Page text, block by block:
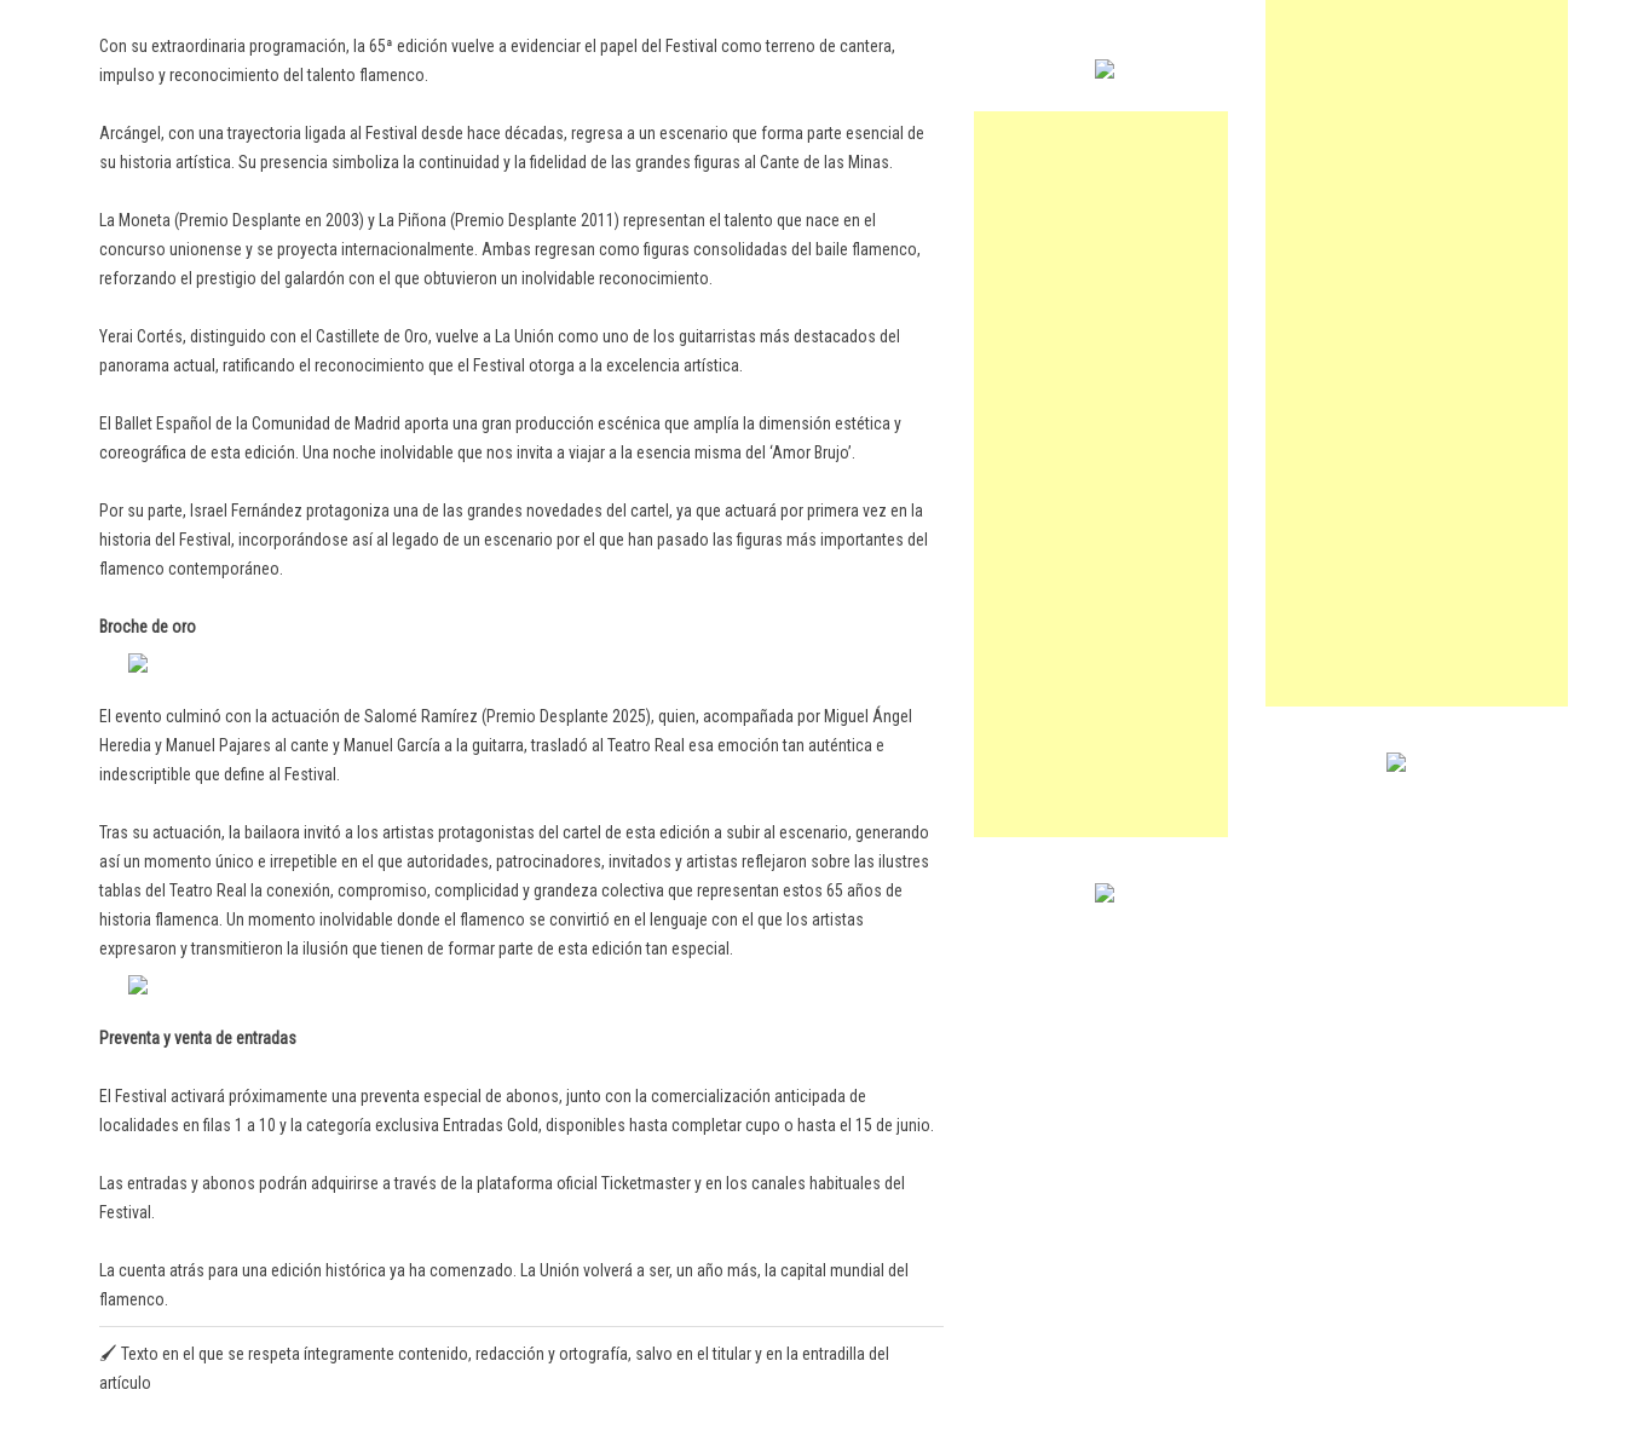
Con su extraordinaria programación, la 65ª edición vuelve a evidenciar el papel del Festival como terreno de cantera,
impulso y reconocimiento del talento flamenco.
Arcángel, con una trayectoria ligada al Festival desde hace décadas, regresa a un escenario que forma parte esencial de
su historia artística. Su presencia simboliza la continuidad y la fidelidad de las grandes figuras al Cante de las Minas.
La Moneta (Premio Desplante en 2003) y La Piñona (Premio Desplante 2011) representan el talento que nace en el
concurso unionense y se proyecta internacionalmente. Ambas regresan como figuras consolidadas del baile flamenco,
reforzando el prestigio del galardón con el que obtuvieron un inolvidable reconocimiento.
Yerai Cortés, distinguido con el Castillete de Oro, vuelve a La Unión como uno de los guitarristas más destacados del
panorama actual, ratificando el reconocimiento que el Festival otorga a la excelencia artística.
El Ballet Español de la Comunidad de Madrid aporta una gran producción escénica que amplía la dimensión estética y
coreográfica de esta edición. Una noche inolvidable que nos invita a viajar a la esencia misma del ‘Amor Brujo’.
Por su parte, Israel Fernández protagoniza una de las grandes novedades del cartel, ya que actuará por primera vez en la
historia del Festival, incorporándose así al legado de un escenario por el que han pasado las figuras más importantes del
flamenco contemporáneo.
Broche de oro
El evento culminó con la actuación de Salomé Ramírez (Premio Desplante 2025), quien, acompañada por Miguel Ángel
Heredia y Manuel Pajares al cante y Manuel García a la guitarra, trasladó al Teatro Real esa emoción tan auténtica e
indescriptible que define al Festival.
Tras su actuación, la bailaora invitó a los artistas protagonistas del cartel de esta edición a subir al escenario, generando
así un momento único e irrepetible en el que autoridades, patrocinadores, invitados y artistas reflejaron sobre las ilustres
tablas del Teatro Real la conexión, compromiso, complicidad y grandeza colectiva que representan estos 65 años de
historia flamenca. Un momento inolvidable donde el flamenco se convirtió en el lenguaje con el que los artistas
expresaron y transmitieron la ilusión que tienen de formar parte de esta edición tan especial.
Preventa y venta de entradas
El Festival activará próximamente una preventa especial de abonos, junto con la comercialización anticipada de
localidades en filas 1 a 10 y la categoría exclusiva Entradas Gold, disponibles hasta completar cupo o hasta el 15 de junio.
Las entradas y abonos podrán adquirirse a través de la plataforma oficial Ticketmaster y en los canales habituales del
Festival.
La cuenta atrás para una edición histórica ya ha comenzado. La Unión volverá a ser, un año más, la capital mundial del
flamenco.
🖌️ Texto en el que se respeta íntegramente contenido, redacción y ortografía, salvo en el titular y en la entradilla del
artículo